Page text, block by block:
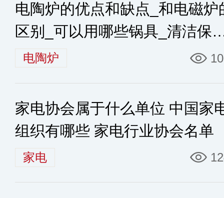
电陶炉的优点和缺点_和电磁炉
区别_可以用哪些锅具_清洁保
知识
电陶炉
家电协会属于什么单位 中国家
组织有哪些 家电行业协会名单
家电